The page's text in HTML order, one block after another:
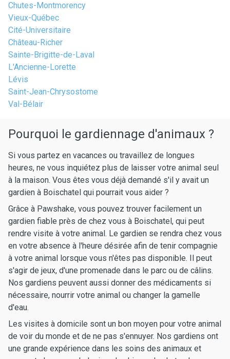
Chutes-Montmorency
Vieux-Québec
Cité-Universitaire
Château-Richer
Sainte-Brigitte-de-Laval
L'Ancienne-Lorette
Lévis
Saint-Jean-Chrysostome
Val-Bélair
Pourquoi le gardiennage d'animaux ?
Si vous partez en vacances ou travaillez de longues
heures, ne vous inquiétez plus de laisser votre animal seul
à la maison. Vous êtes vous déjà demandé s'il y avait un
gardien à Boischatel qui pourrait vous aider ?
Grâce à Pawshake, vous pouvez trouver facilement un
gardien fiable près de chez vous à Boischatel, qui peut
rendre visite à votre animal. Le gardien se rendra chez vous
en votre absence à l'heure désirée afin de tenir compagnie
à votre animal lorsque vous n'êtes pas disponible. Il peut
s'agir de jeux, d'une promenade dans le parc ou de câlins.
Nos gardiens peuvent aussi donner des médicaments si
nécessaire, nourrir votre animal ou changer la gamelle
d'eau.
Les visites à domicile sont un bon moyen pour votre animal
de voir du monde et de ne pas s'ennuyer. Nos gardiens ont
une grande expérience dans les soins des animaux et